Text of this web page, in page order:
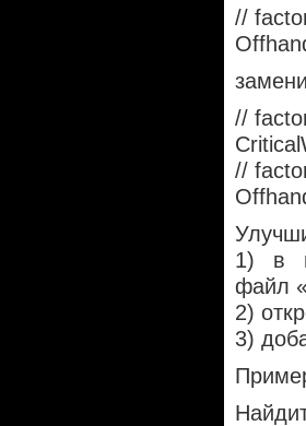
//
//
//
1) в
файл
2)
3)